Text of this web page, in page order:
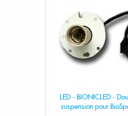
LED - BIONICLED -
suspension pour